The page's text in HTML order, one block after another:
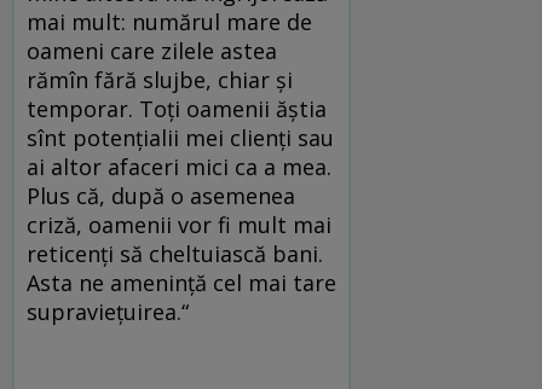
mai mult: numărul mare de
oameni care zilele astea
rămîn fără slujbe, chiar și
temporar. Toți oamenii ăștia
sînt potențialii mei clienți sau
ai altor afaceri mici ca a mea.
Plus că, după o asemenea
criză, oamenii vor fi mult mai
reticenți să cheltuiască bani.
Asta ne amenință cel mai tare
supraviețuirea.“